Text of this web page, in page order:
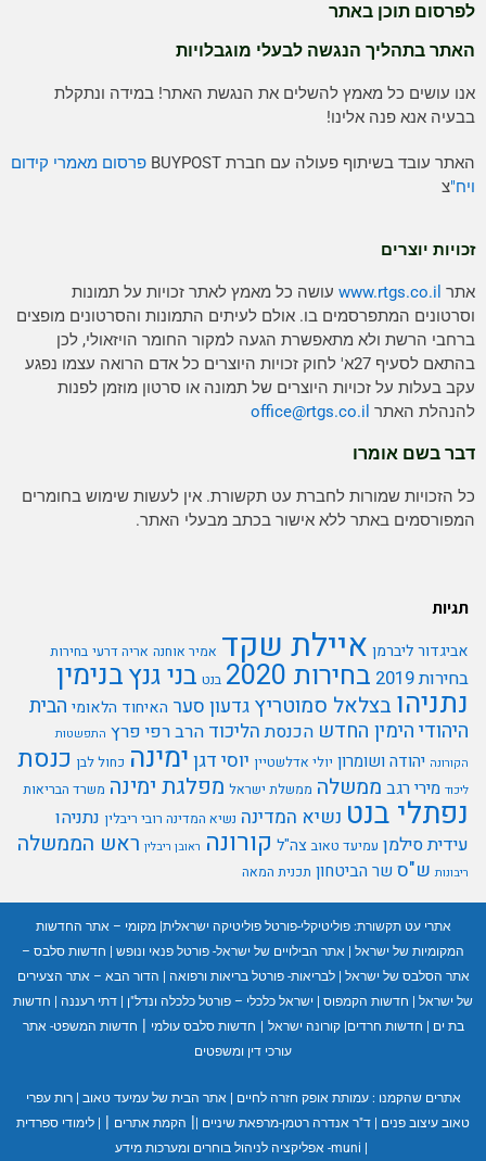
לפרסום תוכן באתר
האתר בתהליך הנגשה לבעלי מוגבלויות
אנו עושים כל מאמץ להשלים את הנגשת האתר! במידה ונתקלת
בבעיה אנא פנה אלינו!
האתר עובד בשיתוף פעולה עם חברת BUYPOST
פרסום מאמרי קידום
ויח"צ
זכויות יוצרים
אתר www.rtgs.co.il עושה כל מאמץ לאתר זכויות על תמונות
וסרטונים המתפרסמים בו. אולם לעיתים התמונות והסרטונים מופצים
ברחבי הרשת ולא מתאפשרת הגעה למקור החומר הויזאולי, לכן
בהתאם לסעיף 27א' לחוק זכויות היוצרים כל אדם הרואה עצמו נפגע
עקב בעלות על זכויות היוצרים של תמונה או סרטון מוזמן לפנות
להנהלת האתר
office@rtgs.co.il
דבר בשם אומרו
כל הזכויות שמורות לחברת עט תקשורת. אין לעשות שימוש בחומרים
המפורסמים באתר ללא אישור בכתב מבעלי האתר.
תגיות
אביגדור ליברמן איילת שקד אמיר אוחנה אריה דרעי בחירות
בחירות 2019 בחירות 2020 בנט בני גנץבנימין
נתניהובצלאל סמוטריץ גדעון סער האיחוד הלאומי הבית
היהודיהימין החדש הכנסת הליכוד הרב רפי פרץ התפשטות
הקורונה יהודה ושומרון יולי אדלשטיין יוסי דגן ימינה כחול לבן כנסת
ליכוד מירי רגב ממשלה ממשלת ישראל מפלגת ימינה משרד הבריאות
נפתלי בנט נשיא המדינה נשיא המדינה רובי ריבלין נתניהו
עידית סילמן עמיעד טאוב צה"ל קורונה ראובן ריבלין ראש הממשלה
ריבונות ש"ס שר הביטחון תכנית המאה
אתרי עט תקשורת:פוליטיקלי-פורטל פוליטיקה ישראלית |מקומי – אתר החדשות
המקומיות של ישראל
אתר הבילויים של ישראל- פורטל פנאי ונופש
חדשות סלבס –
אתר הסלבס של ישראל |לבריאות- פורטל בריאות ורפואה
הדור הבא – אתר הצעירים
של ישראל
חדשות הקמפוס ישראל כלכלי – פורטל כלכלה ונדל"ן דתי רעננה
חדשות
בת ים
חדשות חרדים |קורונה ישראל חדשות סלבס עולמי | חדשות המשפט- אתר
עורכי דין ומשפטים
אתרים שהקמנו :עמותת אופק חזרה לחיים אתר הבית של עמיעד טאוב |רות עפרי
טאוב עיצוב פנים
ד"ר אנדרה רטמן-מרפאת שיניים | הקמת אתרים |
לימודי ספרדית
muni- אפליקציה לניהול בוחרים ומערכות מידע